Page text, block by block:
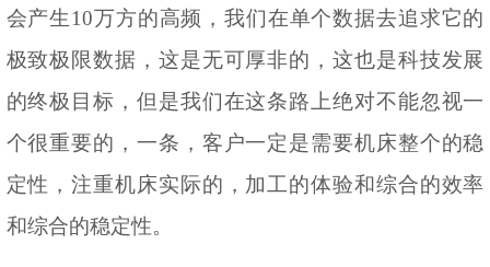
会产生10万方的高频，我们在单个数据去追求它的
极致极限数据，这是无可厚非的，这也是科技发展
的终极目标，但是我们在这条路上绝对不能忽视一
个很重要的，一条，客户一定是需要机床整个的稳
定性，注重机床实际的，加工的体验和综合的效率
和综合的稳定性。